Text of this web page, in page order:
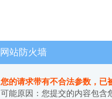
网站防火墙
您的请求带有不合法参数，已
可能原因：您提交的内容包含